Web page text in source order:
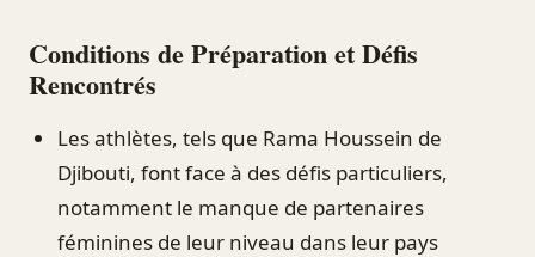
Conditions de Préparation et Défis
Rencontrés
Les athlètes, tels que Rama Houssein de
Djibouti, font face à des défis particuliers,
notamment le manque de partenaires
féminines de leur niveau dans leur pays